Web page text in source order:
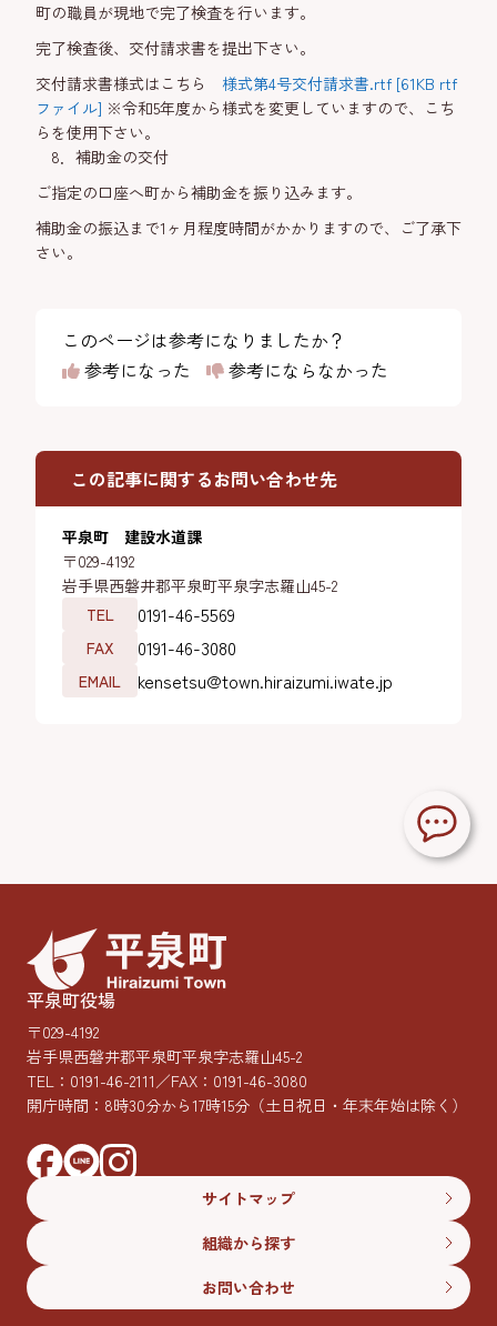
町の職員が現地で完了検査を行います。
完了検査後、交付請求書を提出下さい。
交付請求書様式はこちら 様式第4号交付請求書.rtf [61KB rtf
ファイル] ※令和5年度から様式を変更していますので、こち
らを使用下さい。
8．補助金の交付
ご指定の口座へ町から補助金を振り込みます。
補助金の振込まで1ヶ月程度時間がかかりますので、ご了承下
さい。
このページは参考になりましたか？
参考になった
参考にならなかった
この記事に関するお問い合わせ先
平泉町 建設水道課
〒029-4192
岩手県西磐井郡平泉町平泉字志羅山45-2
TEL
0191-46-5569
FAX 0191-46-3080
EMAIL kensetsu@town.hiraizumi.iwate.jp
平泉町役場
〒029-4192
岩手県西磐井郡平泉町平泉字志羅山45-2
TEL： 0191-46-2111／FAX：0191-46-3080
開庁時間：8時30分から17時15分 （土日祝日・年末年始は除く）
サイトマップ
組織から探す
お問い合わせ